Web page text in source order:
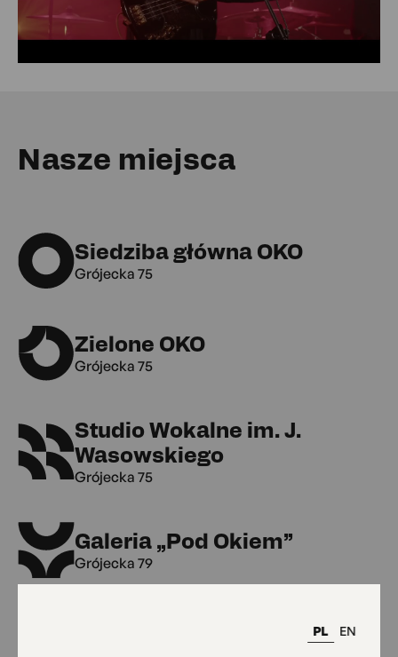
PL EN
Nasze miejsca
Siedziba główna OKO
Grójecka 75
Zielone OKO
Grójecka 75
Studio Wokalne im. J.
Wasowskiego
Grójecka 75
Galeria „Pod Okiem”
Grójecka 79